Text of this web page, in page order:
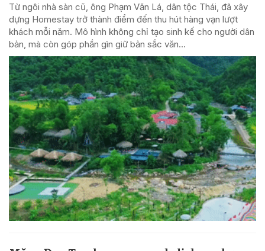
Từ ngôi nhà sàn cũ, ông Phạm Văn Lá, dân tộc Thái, đã xây
dựng Homestay trở thành điểm đến thu hút hàng vạn lượt
khách mỗi năm. Mô hình không chỉ tạo sinh kế cho người dân
bản, mà còn góp phần gìn giữ bản sắc văn...